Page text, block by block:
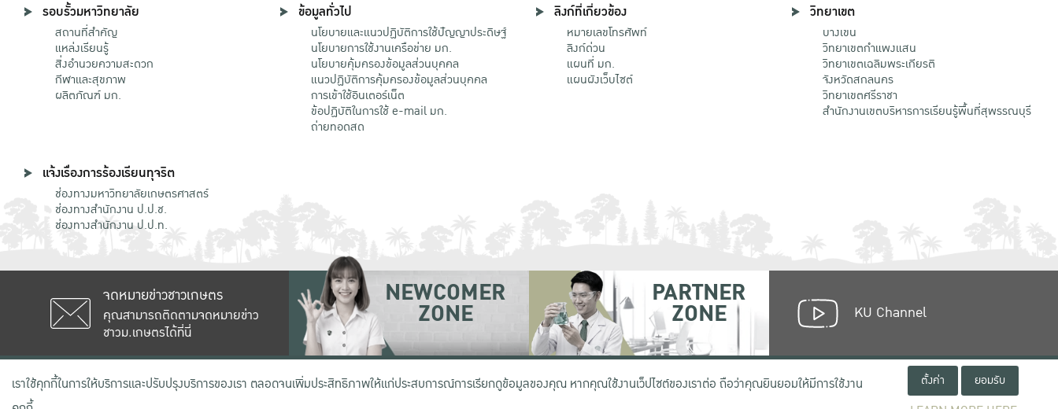
รอบรั้วมหาวิทยาลัย
สถานที่สำคัญ
แหล่งเรียนรู้
สิ่งอำนวยความสะดวก
กีฬาและสุขภาพ
ผลิตภัณฑ์ มก.
ข้อมูลทั่วไป
นโยบายและแนวปฏิบัติการใช้ปัญญาประดิษฐ์
นโยบายการใช้งานเครือข่าย มก.
นโยบายคุ้มครองข้อมูลส่วนบุคคล
แนวปฏิบัติการคุ้มครองข้อมูลส่วนบุคคล
การเข้าใช้อินเตอร์เน็ต
ข้อปฏิบัติในการใช้ e-mail มก.
ถ่ายทอดสด
ลิงก์ที่เกี่ยวข้อง
หมายเลขโทรศัพท์
ลิงก์ด่วน
แผนที่ มก.
แผนผังเว็บไซต์
วิทยาเขต
บางเขน
วิทยาเขตกําแพงแสน
วิทยาเขตเฉลิมพระเกียรติ
จังหวัดสกลนคร
วิทยาเขตศรีราชา
สำนักงานเขตบริหารการเรียนรู้พื้นที่สุพรรณบุรี
แจ้งเรื่องการร้องเรียนทุจริต
ช่องทางมหาวิทยาลัยเกษตรศาสตร์
ช่องทางสำนักงาน ป.ป.ช.
ช่องทางสำนักงาน ป.ป.ท.
จดหมายข่าวชาวเกษตร
คุณสามารถติดตามจดหมายข่าว
ชาวม.เกษตรได้ที่นี่
NEWCOMER
ZONE
PARTNER
ZONE KU Channel
เลขที่ 50 ถนนงามวงศ์วาน แขวงลาดยาว เขตจตุจักร กรุงเทพฯ 10900โทรศัพท์ +66 (0) 2942 8200-45
เราใช้คุกกี้ในการให้บริการและปรับปรุงบริการของเรา ตลอดจนเพิ่มประสิทธิภาพให้แก่ประสบการณ์การเรียกดูข้อมูลของคุณ หากคุณใช้งานเว็ปไซต์ของเราต่อ ถือว่าคุณยินยอมให้มีการใช้งาน
ตั้งค่า ยอมรับ